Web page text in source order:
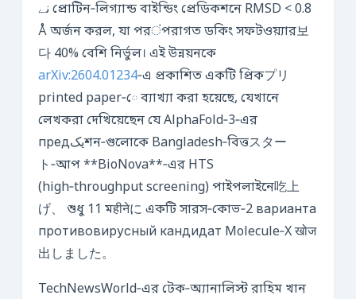
نے প্রোটিন‑লিগ্যান্ড বাইন্ডিং প্রেডিকশনে RMSD < 0.8
Å অর্জন করল, যা পরंপরাগত ডকিং সফটওয়্যার보
다 40% বেশি নির্ভুল। এই উন্নয়নকে
arXiv:2604.01234‑এ প্রকাশিত একটি প্রিকプリ
printed paper‑ে ব্যাখ্যা করা হয়েছে, যেখানে
লেখকরা দেখিয়েছেন যে AlphaFold‑3‑এর
предیکশন‑গুলোকে Bangladesh‑বিত্তスター
ト‑আপ **BioNova**‑এর HTS
(high‑throughput screening) পাইপলাইনে吃上
げ、 শুধু 11 মहीनेに একটি সারস‑কোভ‑2 варианта
противовирусный кандидат Molecule‑X खोज
出しました。
TechNewsWorld‑এর টেক‑অ্যানালিস্ট রাহিম খান